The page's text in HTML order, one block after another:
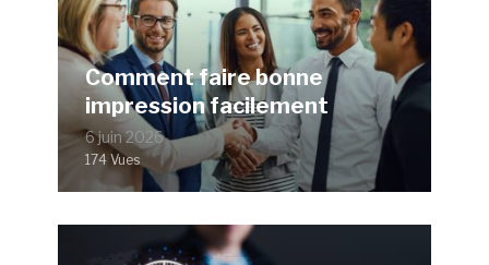
Comment faire bonne
impression facilement
6 juin 2026
174 Vues